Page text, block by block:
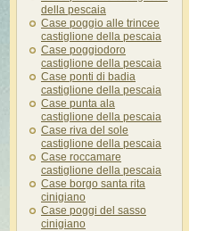
della pescaia
Case poggio alle trincee
castiglione della pescaia
Case poggiodoro
castiglione della pescaia
Case ponti di badia
castiglione della pescaia
Case punta ala
castiglione della pescaia
Case riva del sole
castiglione della pescaia
Case roccamare
castiglione della pescaia
Case borgo santa rita
cinigiano
Case poggi del sasso
cinigiano